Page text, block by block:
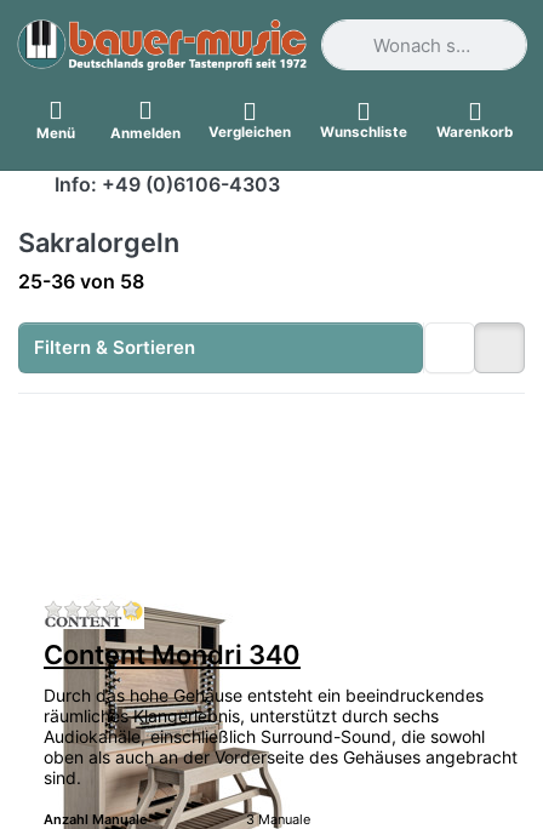
Geben Sie einen
Menü Anmelden Vergleichen Wunschliste Warenkorb
Info: +49 (0)6106-4303
Sakralorgeln
Suchergebnisse:
25-36 von 58
Filtern & Sortieren
Zu diesem Produkt liegen noch keine
Content Mondri 340
Durch das hohe Gehäuse entsteht ein beeindruckendes
räumliches Klangerlebnis, unterstützt durch sechs
Audiokanäle, einschließlich Surround-Sound, die sowohl
oben als auch an der Vorderseite des Gehäuses angebracht
sind.
Anzahl Manuale
3 Manuale